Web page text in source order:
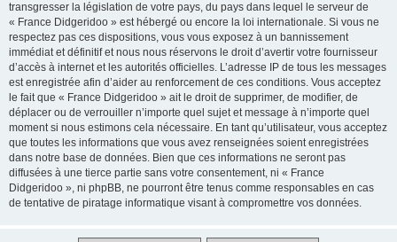
transgresser la législation de votre pays, du pays dans lequel le serveur de
« France Didgeridoo » est hébergé ou encore la loi internationale. Si vous ne
respectez pas ces dispositions, vous vous exposez à un bannissement
immédiat et définitif et nous nous réservons le droit d’avertir votre fournisseur
d’accès à internet et les autorités officielles. L’adresse IP de tous les messages
est enregistrée afin d’aider au renforcement de ces conditions. Vous acceptez
le fait que « France Didgeridoo » ait le droit de supprimer, de modifier, de
déplacer ou de verrouiller n’importe quel sujet et message à n’importe quel
moment si nous estimons cela nécessaire. En tant qu’utilisateur, vous acceptez
que toutes les informations que vous avez renseignées soient enregistrées
dans notre base de données. Bien que ces informations ne seront pas
diffusées à une tierce partie sans votre consentement, ni « France
Didgeridoo », ni phpBB, ne pourront être tenus comme responsables en cas
de tentative de piratage informatique visant à compromettre vos données.